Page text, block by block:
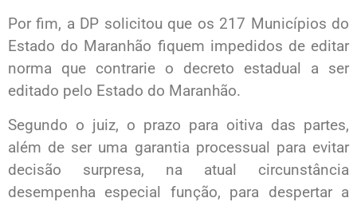
Por fim, a DP solicitou que os 217 Municípios do
Estado do Maranhão fiquem impedidos de editar
norma que contrarie o decreto estadual a ser
editado pelo Estado do Maranhão.
Segundo o juiz, o prazo para oitiva das partes,
além de ser uma garantia processual para evitar
decisão surpresa, na atual circunstância
desempenha especial função, para despertar a